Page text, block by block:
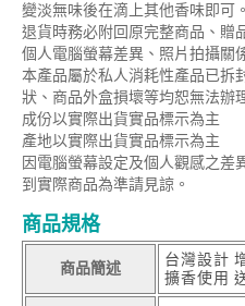
變淡無味後在滴上其他香味即可。
退貨時務必附回原完整商品、贈
個人電腦螢幕差異、照片拍攝關
本產品屬於私人消耗性產品已拆
狀、商品外盒損壞等均恕無法辦
成份以實際出貨實品標示為主
產地以實際出貨實品標示為主
因電腦螢幕設定及個人觀感之差
到實際商品為準請見諒。
商品規格
商品簡述
台灣設計
擴香使用